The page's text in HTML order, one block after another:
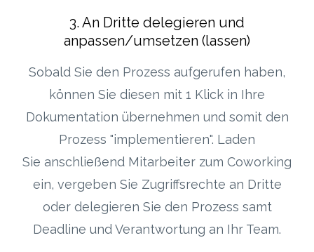
3. An Dritte delegieren und
anpassen/umsetzen (lassen)
Sobald Sie den Prozess aufgerufen haben,
können Sie diesen mit 1 Klick in Ihre
Dokumentation übernehmen und somit den
Prozess "implementieren". Laden
Sie anschließend Mitarbeiter zum Coworking
ein, vergeben Sie Zugriffsrechte an Dritte
oder delegieren Sie den Prozess samt
Deadline und Verantwortung an Ihr Team.